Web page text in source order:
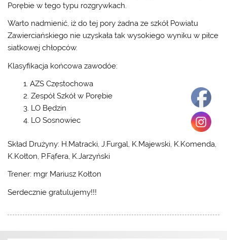
Porębie w tego typu rozgrywkach.
Warto nadmienić, iż do tej pory żadna ze szkół Powiatu
Zawierciańskiego nie uzyskała tak wysokiego wyniku w piłce
siatkowej chłopców.
Klasyfikacja końcowa zawodóe:
AZS Częstochowa
Zespół Szkół w Porębie
LO Będzin
LO Sosnowiec
Skład Drużyny: H.Matracki, J.Furgal, K.Majewski, K.Komenda,
K.Kołton, P.Fąfera, K.Jarzyński
Trener: mgr Mariusz Kołton
Serdecznie gratulujemy!!!